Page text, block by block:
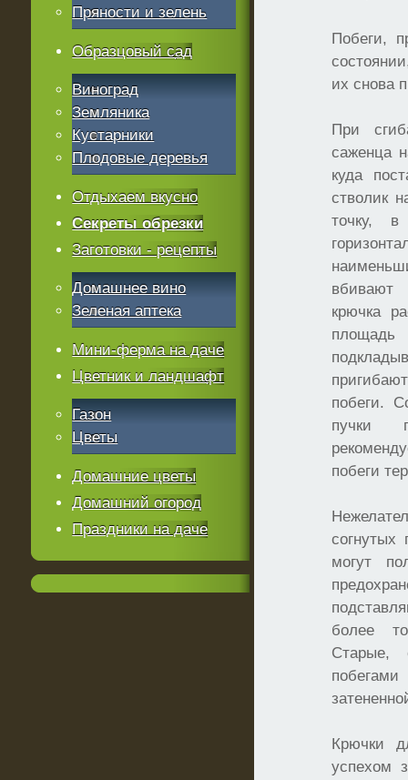
Побеги,
их снова
При
саженца
куда
стволик
точку, в
крючка
побеги.
пучки
побеги
согнутых
могут
более
Старые,
Крючки
успехом
Пряности и зелень
Образцовый сад
Виноград
Земляника
Кустарники
Плодовые деревья
Отдыхаем вкусно
Секреты обрезки
Заготовки - рецепты
Домашнее вино
Зеленая аптека
Мини-ферма на даче
Цветник и ландшафт
Газон
Цветы
Домашние цветы
Домашний огород
Праздники на даче